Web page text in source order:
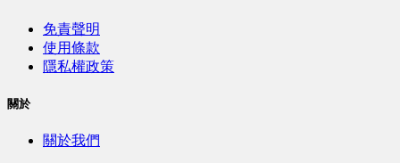
免責聲明
使用條款
隱私權政策
關於
關於我們